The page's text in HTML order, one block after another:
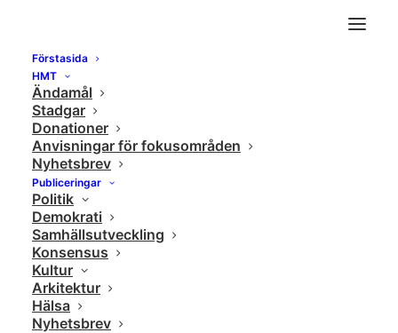
Förstasida
HMT
Ändamål
Stadgar
Donationer
Anvisningar för fokusområden
Nyhetsbrev
Publiceringar
Politik
Demokrati
Samhällsutveckling
Konsensus
Kultur
Arkitektur
Hälsa
Nyhetsbrev
Artist Talk @droog with Danae Stratou |
Exhibition ME/YOU, US/THEM
Artist Talk @droog with Danae Stratou | Exhibition ME/YOU,